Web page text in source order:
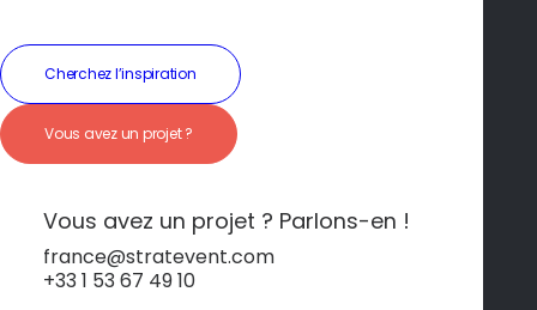
Cherchez l’inspiration
Vous avez un projet ?
Vous avez un projet ? Parlons-en !
france@stratevent.com
+33 1 53 67 49 10
Séminaire en Italie
Florence – Art, culture
et architecture
florentine
Florence